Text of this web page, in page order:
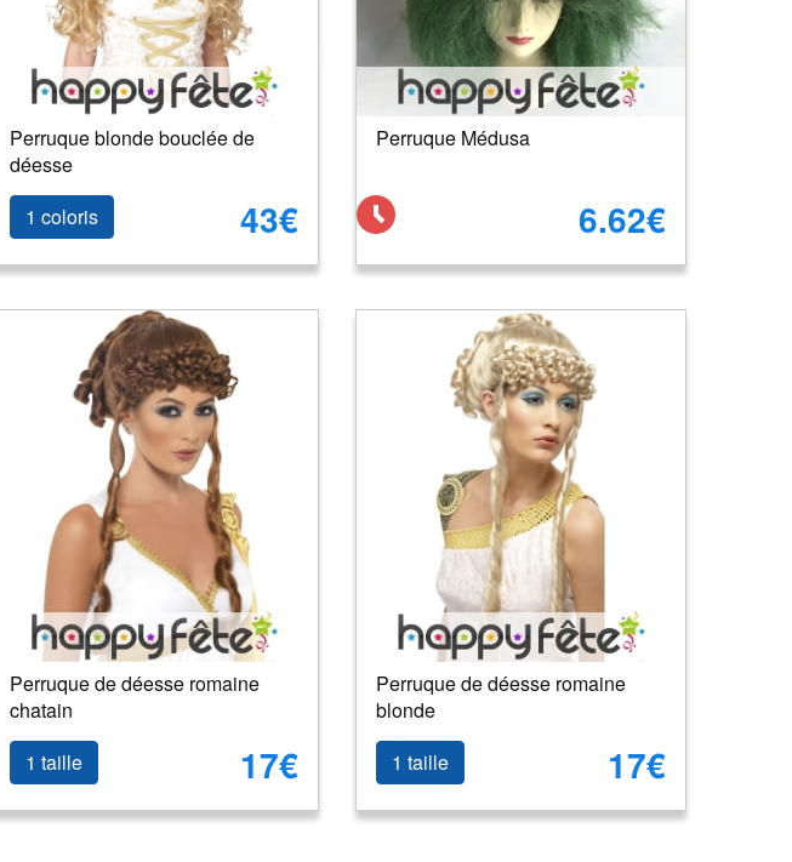
Perruque blonde bouclée de
déesse
1 coloris
43€
Perruque Médusa
6.62€
Perruque de déesse romaine
chatain
1 taille
17€
Perruque de déesse romaine
blonde
1 taille
17€